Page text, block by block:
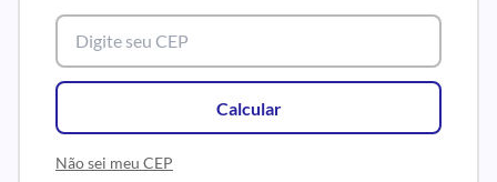
Calcular
Não sei meu CEP